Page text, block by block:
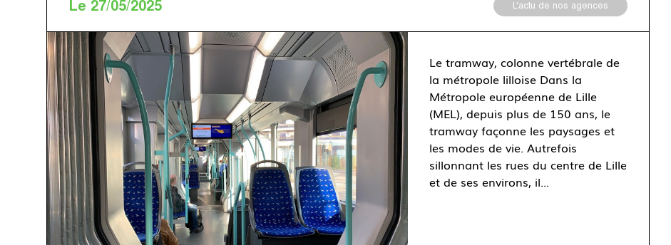
Le 27/05/2025 L'actu de nos agences
Le tramway, colonne vertébrale de
la métropole lilloise Dans la
Métropole européenne de Lille
(MEL), depuis plus de 150 ans, le
tramway façonne les paysages et
les modes de vie. Autrefois
sillonnant les rues du centre de Lille
et de ses environs, il...